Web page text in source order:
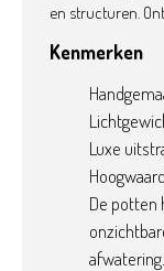
en structuren.
Kenmerken
Luxe
De potten
afwatering.